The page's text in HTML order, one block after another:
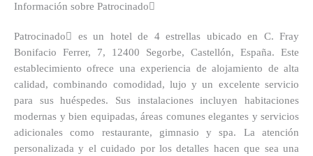
Información sobre Patrocinado
Patrocinado es un hotel de 4 estrellas ubicado en C. Fray
Bonifacio Ferrer, 7, 12400 Segorbe, Castellón, España. Este
establecimiento ofrece una experiencia de alojamiento de alta
calidad, combinando comodidad, lujo y un excelente servicio
para sus huéspedes. Sus instalaciones incluyen habitaciones
modernas y bien equipadas, áreas comunes elegantes y servicios
adicionales como restaurante, gimnasio y spa. La atención
personalizada y el cuidado por los detalles hacen que sea una